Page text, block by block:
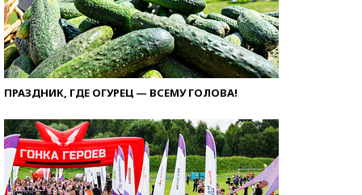
ПРАЗДНИК, ГДЕ ОГУРЕЦ — ВСЕМУ ГОЛОВА!